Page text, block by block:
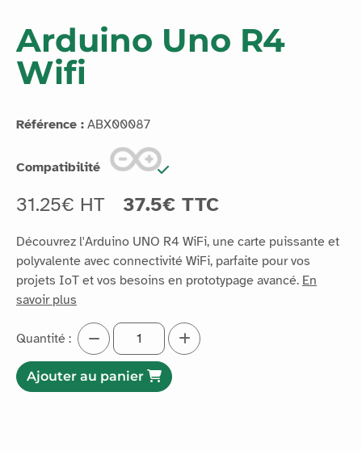
Arduino Uno R4
Wifi
Référence : ABX00087
Compatibilité
31.25€ HT 37.5€ TTC
Découvrez l'Arduino UNO R4 WiFi, une carte puissante et
polyvalente avec connectivité WiFi, parfaite pour vos
projets IoT et vos besoins en prototypage avancé. En
savoir plus
Quantité :
Ajouter au panier